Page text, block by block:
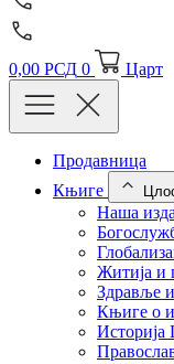
0,00 РСД 0 Царт
Продавница
Књиге
Наша
Житија и
Здравље
Књиге о
Историја